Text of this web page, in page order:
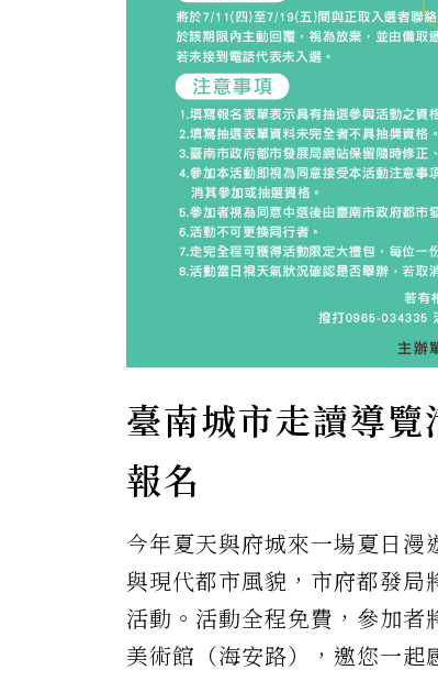
臺南城市走讀導
報名
今年夏天與府城來一場夏日
與現代都市風貌，市府都發局
活動。活動全程免費，參加
美術館（海安路），邀您一起